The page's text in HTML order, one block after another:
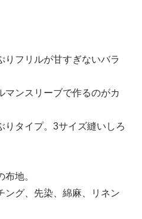
りフリルが甘すぎないバラ
マンスリーブで作るのがカ
りタイプ。3サイズ縫いしろ
地。
ング、先染、綿麻、リネン